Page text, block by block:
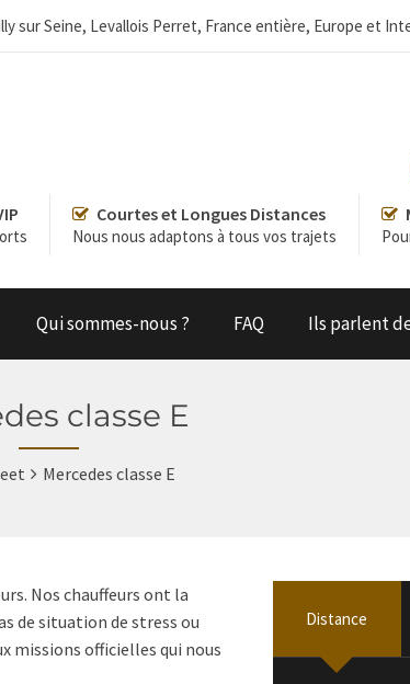
sur Seine, Levallois Perret, France entière, Europe et
Courtes et Longues Distances
Nous nous adaptons à tous vos trajets
Qui sommes-nous ? FAQ Ils parlent
classe E
Mercedes classe E
Nos chauffeurs ont la
de situation de stress ou
missions officielles qui nous
Distance